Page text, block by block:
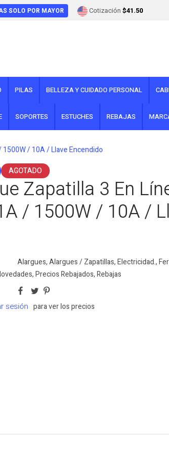
SOLO POR MAYOR Cotización $41.50
PILAS BELLEZA Y CUIDADO PERSONAL
SOPORTES ESTUCHES REBAJAS
1500W / 10A / Llave Encendido
AGOTADO
Zapatilla 3 En
/ 1500W / 10A /
Alargues,Alargues / Zapatillas,Electricidad.,
,Precios Rebajados,Rebajas
sesión para ver los precios